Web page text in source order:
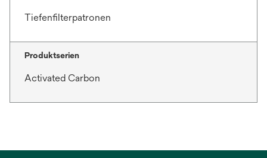
Tiefenfilterpatronen
Produktserien
Activated Carbon